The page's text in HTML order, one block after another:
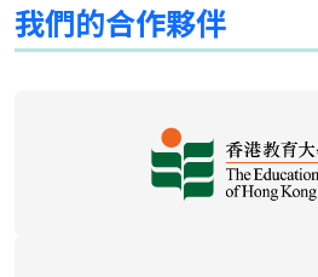
我們的合作夥伴